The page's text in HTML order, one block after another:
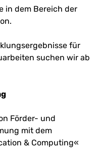
in dem Bereich der
für
suchen wir ab
Förder- und
mit dem
& Computing«